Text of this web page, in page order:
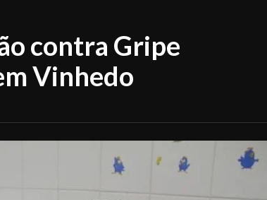
contra Gripe
Vinhedo